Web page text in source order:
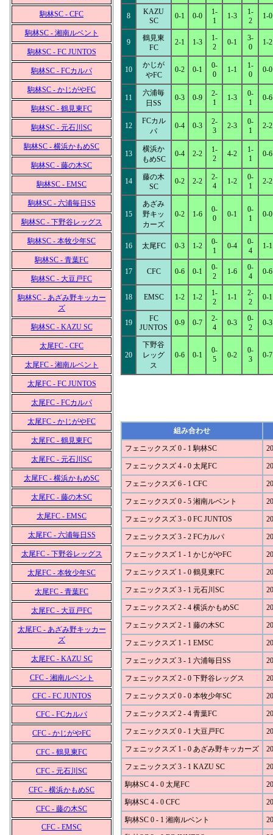
駒林SC - CFC
駒林SC - 湘南ルベント
駒林SC - FC JUNTOS
駒林SC - FCカルパ
駒林SC - かじがやFC
駒林SC - 鶴見東FC
駒林SC - 元石川SC
駒林SC - 横浜かもめSC
駒林SC - 藤の木SC
駒林SC - EMSC
駒林SC - 六浦毎日SS
駒林SC - 下野谷レッグス
駒林SC - 本牧少年SC
駒林SC - 青葉FC
駒林SC - 大豆戸FC
駒林SC - あざみ野キッカー
ズ
駒林SC - KAZU SC
太尾FC - CFC
太尾FC - 湘南ルベント
太尾FC - FC JUNTOS
太尾FC - FCカルパ
太尾FC - かじがやFC
太尾FC - 鶴見東FC
太尾FC - 元石川SC
太尾FC - 横浜かもめSC
太尾FC - 藤の木SC
太尾FC - EMSC
太尾FC - 六浦毎日SS
太尾FC - 下野谷レッグス
太尾FC - 本牧少年SC
太尾FC - 青葉FC
太尾FC - 大豆戸FC
太尾FC - あざみ野キッカー
ズ
太尾FC - KAZU SC
CFC - 湘南ルベント
CFC - FC JUNTOS
CFC - FCカルパ
CFC - かじがやFC
CFC - 鶴見東FC
CFC - 元石川SC
CFC - 横浜かもめSC
CFC - 藤の木SC
CFC - EMSC
8
KAZU
SC
0-1 0-0
1-
1
1-3
1-
2
1-0
9
鶴見東
FC
2-1 1-3
1-
2
0-1
3-
0
1-2
10
かじが
やFC
0-2 0-1
0-
0
1-1
1-
0
0-0
11
六浦毎
日SS
0-3 0-9
2-
1
1-3
0-
1
0-6
12
FCカル
パ
0-4 0-3
2-
3
2-3
0-
1
2-2
13
横浜か
もめSC
0-4 2-2
1-
2
4-2
1-
1
0-6
14
藤の木
SC
0-2 2-2
2-
4
1-2
0-
1
2-2
15
あざみ
野キッ
カーズ
0-2 1-6
0-
0
0-1
0-
1
0-0
16 太尾FC 0-3 1-2
0-
1
0-4
0-
4
1-1
17 CFC 0-6 0-1
0-
2
1-6
0-
4
0-6
18 EMSC 1-2 1-2
1-
2
1-1
2-
2
0-1
19
FC
JUNTOS
0-9 0-7
2-
4
0-3
0-
2
0-3
20
下野谷
レッグ
ス
0-6 0-1
0-
5
0-2
0-
3
0-7
組み合わせ
フェニックスズ 0 - 1 駒林SC
フェニックスズ 4 - 0 太尾FC
フェニックスズ 6 - 1 CFC
フェニックスズ 0 - 5 湘南ルベント
フェニックスズ 3 - 0 FC JUNTOS
フェニックスズ 3 - 2 FCカルパ
フェニックスズ 1 - 1 かじがやFC
フェニックスズ 1 - 0 鶴見東FC
フェニックスズ 3 - 1 元石川SC
フェニックスズ 2 - 4 横浜かもめSC
フェニックスズ 2 - 1 藤の木SC
フェニックスズ 1 - 1 EMSC
フェニックスズ 3 - 1 六浦毎日SS
フェニックスズ 2 - 0 下野谷レッグス
フェニックスズ 0 - 0 本牧少年SC
フェニックスズ 2 - 4 青葉FC
フェニックスズ 0 - 1 大豆戸FC
フェニックスズ 1 - 0 あざみ野キッカーズ
フェニックスズ 3 - 1 KAZU SC
駒林SC 4 - 0 太尾FC
駒林SC 4 - 0 CFC
駒林SC 0 - 1 湘南ルベント